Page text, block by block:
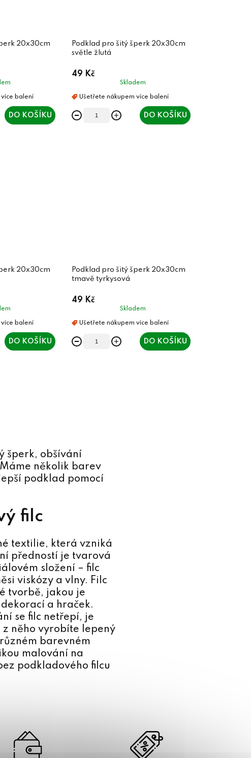
20x30cm
DO KOŠÍKU
Podklad pro šitý šperk 20x30cm
světle žlutá
49 Kč
Skladem
DO KOŠÍKU
20x30cm
DO KOŠÍKU
Podklad pro šitý šperk 20x30cm
tmavě tyrkysová
49 Kč
Skladem
DO KOŠÍKU
c
šperk, obšívání
několik barev
podklad pomocí
filc
textilie, která vzniká
předností je tvarová
složení – filc
viskózy a vlny. Filc
tvorbě, jakou je
a hraček.
se filc netřepí, je
z něho vyrobíte lepený
barevném
malování na
podkladového filcu